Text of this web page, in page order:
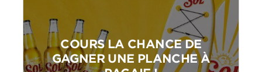
COURS LA CHANCE DE
GAGNER UNE PLANCHE À